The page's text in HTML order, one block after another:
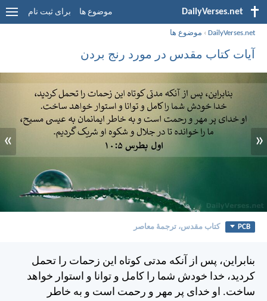
DailyVerses.net موضوع ها برای ثبت نام
DailyVerses.net
› موضوع ها
آیات کتاب مقدس در مورد رنج بردن
«
»
PCB کتاب مقدس، ترجمۀ معاصر
بنابراين، پس از آنكه مدتی كوتاه اين زحمات را تحمل
كرديد، خدا خودش شما را كامل و توانا و استوار خواهد
ساخت. او خدای پر مهر و رحمت است و به خاطر